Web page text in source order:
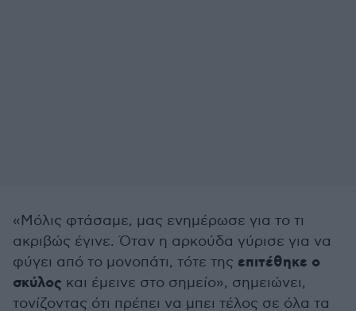
«Μόλις φτάσαμε, μας ενημέρωσε για το τι
ακριβώς έγινε. Όταν η αρκούδα γύρισε για να
φύγει από το μονοπάτι, τότε της επιτέθηκε ο
σκύλος και έμεινε στο σημείο», σημειώνει,
τονίζοντας ότι πρέπει να μπει τέλος σε όλα τα